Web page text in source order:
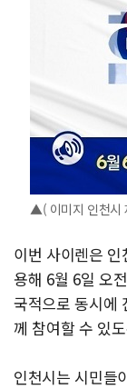
▲( 이미지 인천시
이번 사이렌은
용해 6월 6일 오
국적으로 동시에
께 참여할 수 있
인천시는 시민들